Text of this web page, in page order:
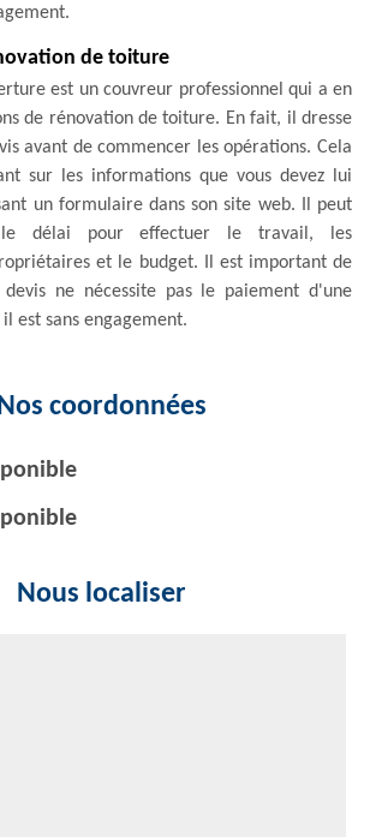
de toiture
est un couvreur professionnel qui a en
de rénovation de toiture. En fait, il dresse
avant de commencer les opérations. Cela
sur les informations que vous devez lui
un formulaire dans son site web. Il peut
le délai pour effectuer le travail, les
et le budget. Il est important de
ne nécessite pas le paiement d'une
est sans engagement.
Nos coordonnées
Nous localiser